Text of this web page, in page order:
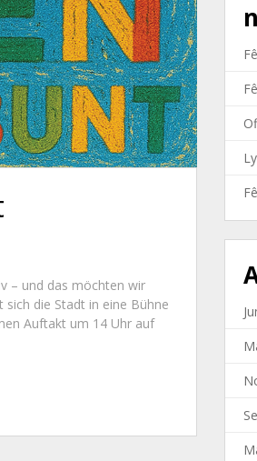
– und das möchten wir
die Stadt in eine Bühne
Auftakt um 14 Uhr auf